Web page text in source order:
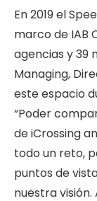
En 2019 el
marco de IAB
agencias y 39
Managing,
este espacio
“Poder
de iCrossing
todo un reto,
puntos de
nuestra